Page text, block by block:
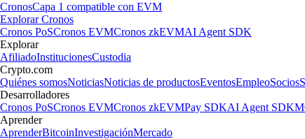
CronosCapa 1 compatible con EVM
Explorar Cronos
Cronos PoSCronos EVMCronos zkEVMAI Agent SDK
Explorar
AfiliadoInstitucionesCustodia
Crypto.com
Quiénes somosNoticiasNoticias de productosEventosEmpleoSocios
Desarrolladores
Cronos PoSCronos EVMCronos zkEVMPay SDKAI Agent SDK
Aprender
AprenderBitcoinInvestigaciónMercado